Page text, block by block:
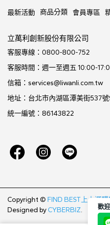
最新活動 商品分類 會員專區
立萬利創新股份有限公司
客服專線：0800-800-752
客服時間：週一至週五 10:00-
信箱：services@liwanli.com.tw
地址：台北市內湖區潭美街537
統一編號：86143822
Copyright © FIND BEST上上選
Designed byCYBERBIZ. 歡